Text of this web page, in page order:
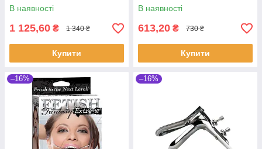
В наявності
1 125,60 ₴ 1 340 ₴
Купити
В наявності
613,20 ₴ 730 ₴
Купити
–16% –16%